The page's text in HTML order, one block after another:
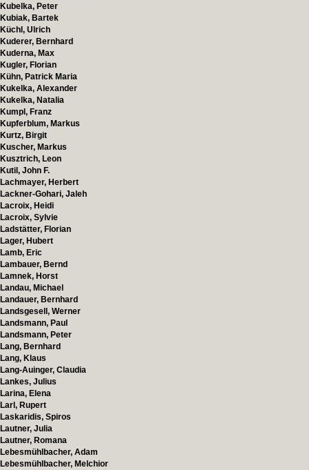
Kubelka, Peter
Kubiak, Bartek
Küchl, Ulrich
Kuderer, Bernhard
Kuderna, Max
Kugler, Florian
Kühn, Patrick Maria
Kukelka, Alexander
Kukelka, Natalia
Kumpl, Franz
Kupferblum, Markus
Kurtz, Birgit
Kuscher, Markus
Kusztrich, Leon
Kutil, John F.
Lachmayer, Herbert
Lackner-Gohari, Jaleh
Lacroix, Heidi
Lacroix, Sylvie
Ladstätter, Florian
Lager, Hubert
Lamb, Eric
Lambauer, Bernd
Lamnek, Horst
Landau, Michael
Landauer, Bernhard
Landsgesell, Werner
Landsmann, Paul
Landsmann, Peter
Lang, Bernhard
Lang, Klaus
Lang-Auinger, Claudia
Lankes, Julius
Larina, Elena
Larl, Rupert
Laskaridis, Spiros
Lautner, Julia
Lautner, Romana
Lebesmühlbacher, Adam
Lebesmühlbacher, Melchior